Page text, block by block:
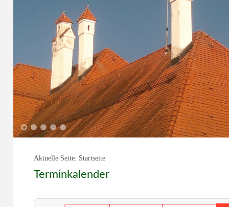
1 2 3 4 5
Aktuelle Seite: Startseite
Terminkalender